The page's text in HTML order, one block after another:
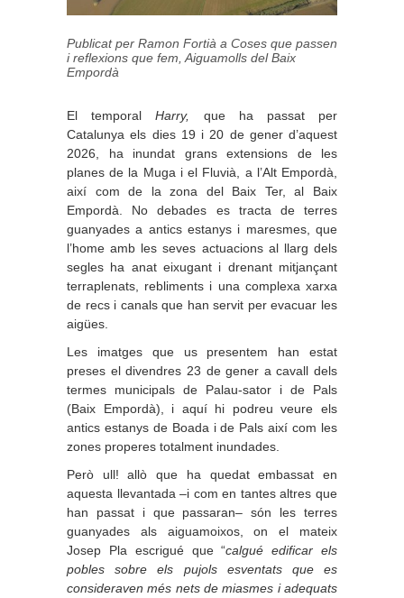
Publicat per Ramon Fortià a Coses que passen
i reflexions que fem Aiguamolls del Baix
Empordà
El temporalHarry, que ha passat per
Catalunya els dies 19 i 20 de gener d’aquest
2026, ha inundat grans extensions de les
planes de la Muga i el Fluvià, a l’Alt Empordà,
així com de la zona del Baix Ter, al Baix
Empordà. No debades es tracta de terres
guanyades a antics estanys i maresmes, que
l’home amb les seves actuacions al llarg dels
segles ha anat eixugant i drenant mitjançant
terraplenats, rebliments i una complexa xarxa
de recs i canals que han servit per evacuar les
aigües.
Les imatges que us presentem han estat
preses el divendres 23 de gener a cavall dels
termes municipals de Palau-sator i de Pals
(Baix Empordà), i aquí hi podreu veure els
antics estanys de Boada i de Pals així com les
zones properes totalment inundades.
Però ull! allò que ha quedat embassat en
aquesta llevantada –i com en tantes altres que
han passat i que passaran– són les terres
guanyades als aiguamoixos, on el mateix
Josep Pla escrigué que “calgué edificar els
pobles sobre els pujols esventats que es
consideraven més nets de miasmes i adequats